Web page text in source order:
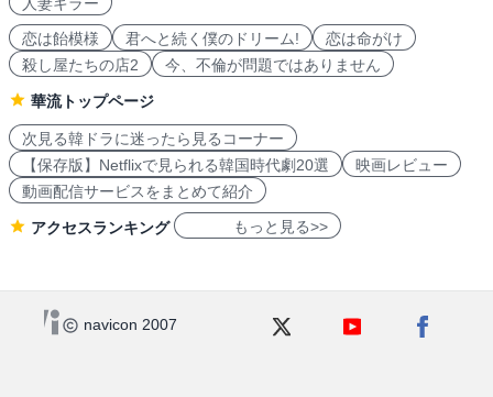
恋は飴模様
君へと続く僕のドリーム!
恋は命がけ
殺し屋たちの店2
今、不倫が問題ではありません
華流トップページ
次見る韓ドラに迷ったら見るコーナー
【保存版】Netflixで見られる韓国時代劇20選
映画レビュー
動画配信サービスをまとめて紹介
アクセスランキング もっと見る>>
navicon 2007